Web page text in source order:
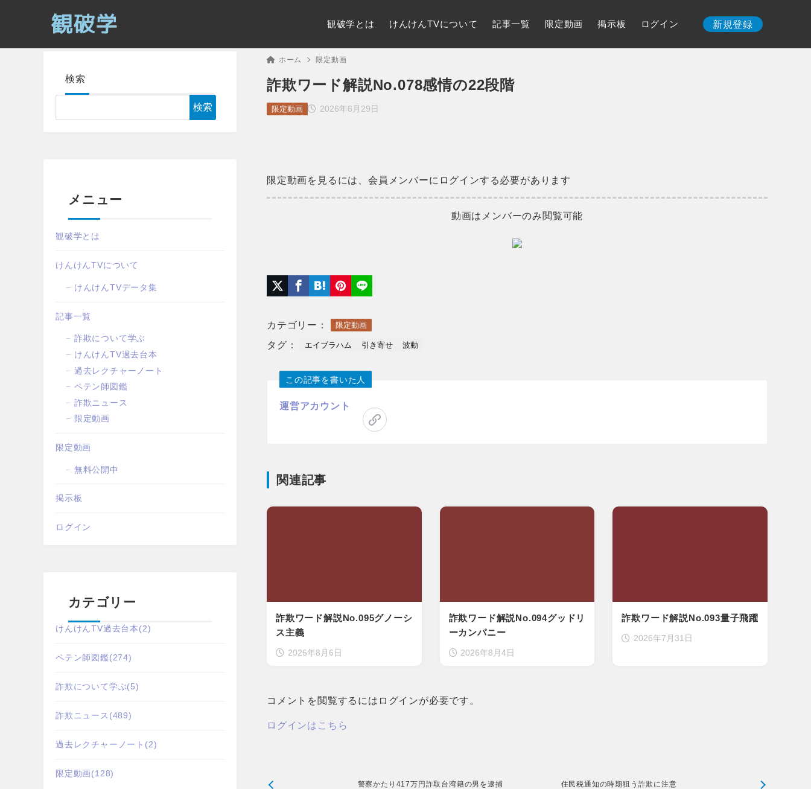
観破学とは けんけんTVについて 記事一覧 限定動画 掲示板 ログイン 新規登録
ホーム 限定動画
詐欺ワード解説No.078感情の22段階
2026年6月29日
限定動画
限定動画を見るには、会員メンバーにログインする必要があります
動画はメンバーのみ閲覧可能
カテゴリー： 限定動画
タグ： エイブラハム 引き寄せ 波動
この記事を書いた人
運営アカウント
関連記事
詐欺ワード解説No.095グノーシ
ス主義
2026年8月6日
詐欺ワード解説No.094グッドリ
ーカンパニー
2026年8月4日
詐欺ワード解説No.093量子飛躍
2026年7月31日
コメントを閲覧するにはログインが必要です。
ログインはこちら
警察かたり417万円詐取台湾籍の男を逮捕 住民税通知の時期狙う詐欺に注意
検索
検索
メニュー
観破学とは
けんけんTVについて
けんけんTVデータ集
記事一覧
詐欺について学ぶ
けんけんTV過去台本
過去レクチャーノート
ペテン師図鑑
詐欺ニュース
限定動画
限定動画
無料公開中
掲示板
ログイン
カテゴリー
けんけんTV過去台本(2)
ペテン師図鑑(274)
詐欺について学ぶ(5)
詐欺ニュース (489)
過去レクチャーノート (2)
限定動画(128)